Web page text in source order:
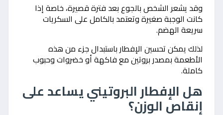
وقد يشعر الشخص بالجوع بعد فترة قصيرة، خاصة إذا
كانت الوجبة صغيرة وتعتمد بالكامل على السكريات
سريعة الهضم.
لذلك يمكن تحسين الإفطار باستبدال جزء من هذه
الأطعمة بمصدر بروتين مع فاكهة أو خضروات وحبوب
كاملة.
هل الإفطار البروتيني يساعد على
إنقاص الوزن؟